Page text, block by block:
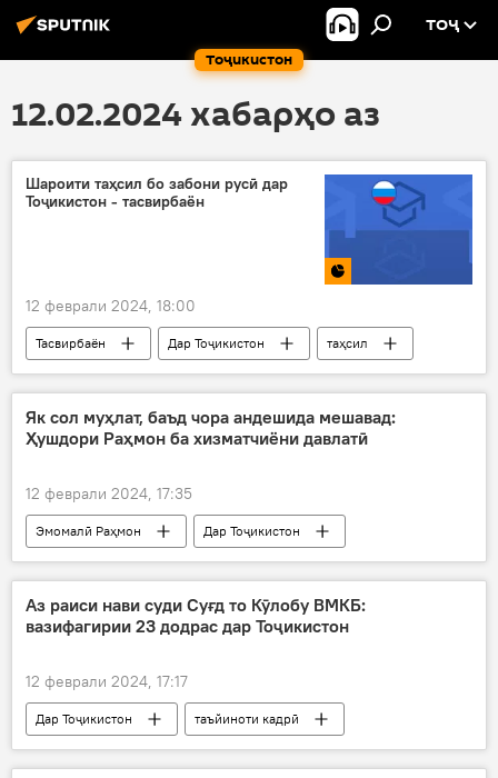
Тоҷикистон
ТОҶ
12.02.2024 хабарҳо аз
Шароити таҳсил бо забони русӣ дар
Тоҷикистон - тасвирбаён
12 феврали 2024, 18:00
Тасвирбаён Дар Тоҷикистон
таҳсил
Маориф
забон забони русӣ
Як сол муҳлат, баъд чора андешида мешавад:
Ҳушдори Раҳмон ба хизматчиёни давлатӣ
12 феврали 2024, 17:35
Эмомалӣ Раҳмон
Дар Тоҷикистон
қонун
Сиёсат
Маориф
хизматчиёни давлатӣ
Аз раиси нави суди Суғд то Кӯлобу ВМКБ:
вазифагирии 23 додрас дар Тоҷикистон
12 феврали 2024, 17:17
Дар Тоҷикистон
таъйиноти кадрӣ
судяҳо
президент ба додгоҳ